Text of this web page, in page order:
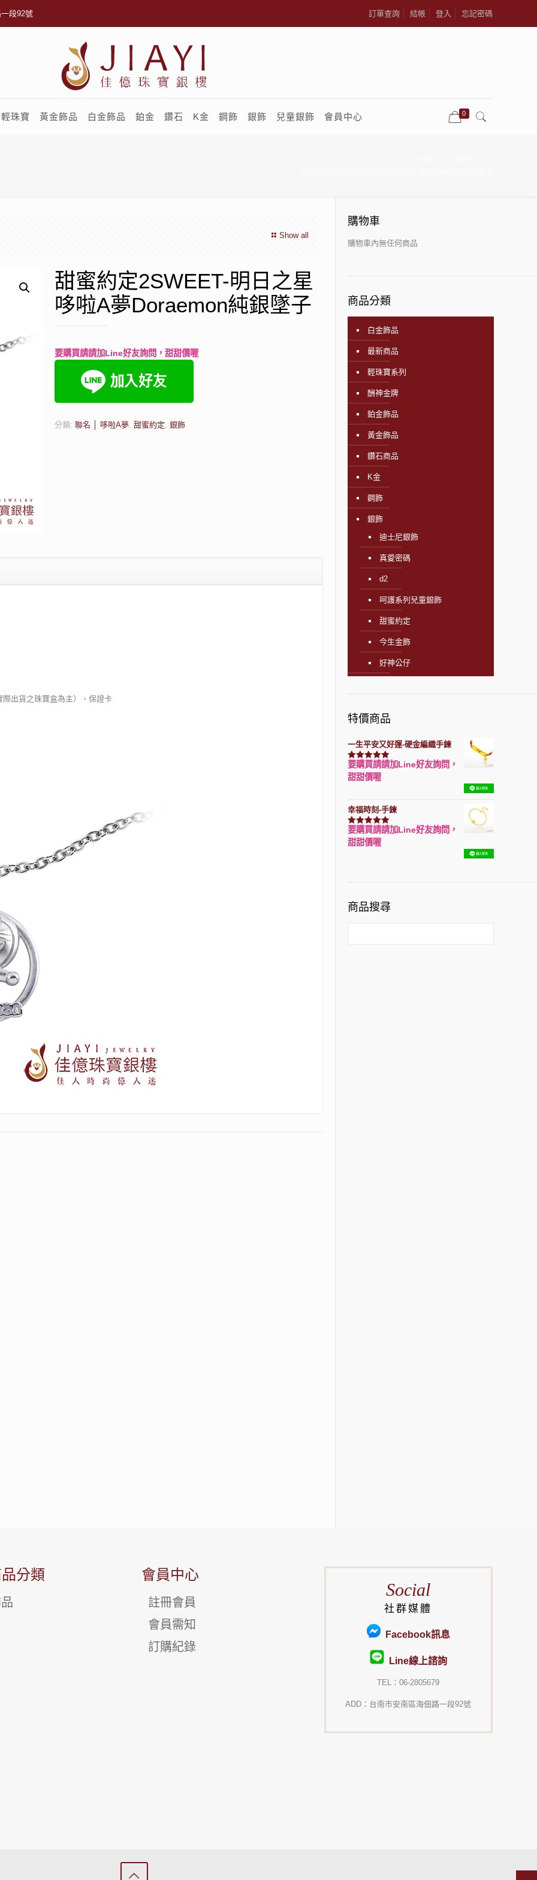
段92號 訂單查詢 結帳 登入 忘記密碼
輕珠寶 黃金飾品 白金飾品 鉑金 鑽石 K金 鋼飾 銀飾 兒童銀飾 會員中心 0
Show all
甜蜜約定2SWEET-明日之星
哆啦A夢Doraemon純銀墜子
要購買請請加Line好友詢問，甜甜價喔
分類: 聯名 │ 哆啦A夢, 甜蜜約定, 銀飾
出貨之珠寶盒為主）、保證卡
購物車
購物車內無任何商品
商品分類
白金飾品
最新商品
輕珠寶系列
酬神金牌
鉑金飾品
黃金飾品
鑽石商品
K金
鋼飾
銀飾
迪士尼銀飾
真愛密碼
d2
呵護系列兒童銀飾
甜蜜約定
今生金飾
好神公仔
特價商品
一生平安又好運-硬金編織手鍊
評分7740滿分 5
要購買請請加Line好友詢問，
甜甜價喔
幸福時刻-手鍊
評分3150滿分 5
要購買請請加Line好友詢問，
甜甜價喔
商品搜尋
分類 會員中心
註冊會員
會員需知
訂購紀錄
Social
社群媒體
Facebook訊息
Line線上諮詢
TEL：06-2805679
ADD：台南市安南區海佃路一段92號